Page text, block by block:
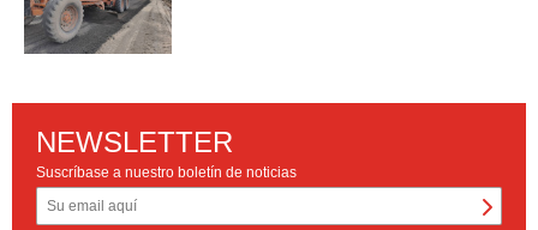
NEWSLETTER
Suscríbase a nuestro boletín de noticias